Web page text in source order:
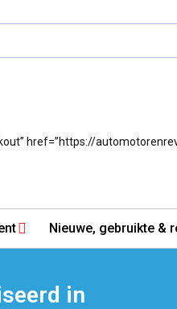
href=”https://
Nieuwe, gebruikte &
in